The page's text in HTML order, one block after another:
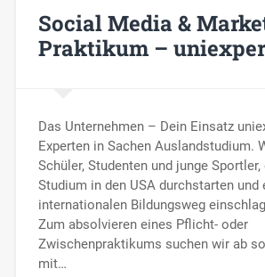
Social Media &
Praktikum –
Das Unternehmen – Dein Einsatz
Experten in Sachen Auslandstudium.
Schüler, Studenten und junge
Studium in den USA durchstarten und
internationalen Bildungsweg
Zum absolvieren eines Pflicht- oder
Zwischenpraktikums suchen wir ab
mit…